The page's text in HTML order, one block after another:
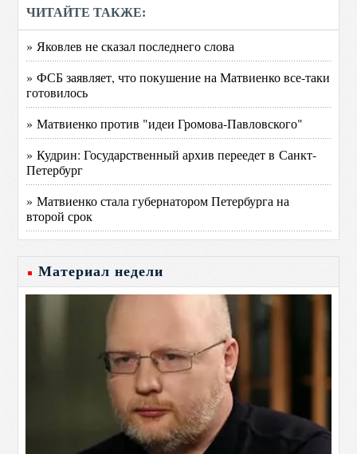
ЧИТАЙТЕ ТАКЖЕ:
» Яковлев не сказал последнего слова
» ФСБ заявляет, что покушение на Матвиенко все-таки
готовилось
» Матвиенко против "идеи Громова-Павловского"
» Кудрин: Государственный архив переедет в Санкт-
Петербург
» Матвиенко стала губернатором Петербурга на
второй срок
Материал недели